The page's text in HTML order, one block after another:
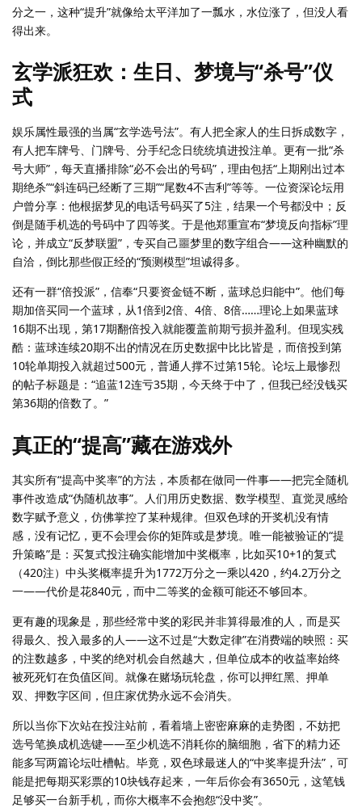
分之一，这种“提升”就像给太平洋加了一瓢水，水位涨了，但没人看
得出来。
玄学派狂欢：生日、梦境与“杀号”仪
式
娱乐属性最强的当属“玄学选号法”。有人把全家人的生日拆成数字，
有人把车牌号、门牌号、分手纪念日统统填进投注单。更有一批“杀
号大师”，每天直播排除“必不会出的号码”，理由包括“上期刚出过本
期绝杀”“斜连码已经断了三期”“尾数4不吉利”等等。一位资深论坛用
户曾分享：他根据梦见的电话号码买了5注，结果一个号都没中；反
倒是随手机选的号码中了四等奖。于是他郑重宣布“梦境反向指标”理
论，并成立“反梦联盟”，专买自己噩梦里的数字组合——这种幽默的
自洽，倒比那些假正经的“预测模型”坦诚得多。
还有一群“倍投派”，信奉“只要资金链不断，蓝球总归能中”。他们每
期加倍买同一个蓝球，从1倍到2倍、4倍、8倍……理论上如果蓝球
16期不出现，第17期翻倍投入就能覆盖前期亏损并盈利。但现实残
酷：蓝球连续20期不出的情况在历史数据中比比皆是，而倍投到第
10轮单期投入就超过500元，普通人撑不过第15轮。论坛上最惨烈
的帖子标题是：“追蓝12连亏35期，今天终于中了，但我已经没钱买
第36期的倍数了。”
真正的“提高”藏在游戏外
其实所有“提高中奖率”的方法，本质都在做同一件事——把完全随机
事件改造成“伪随机故事”。人们用历史数据、数学模型、直觉灵感给
数字赋予意义，仿佛掌控了某种规律。但双色球的开奖机没有情
感，没有记忆，更不会理会你的矩阵或是梦境。唯一能被验证的“提
升策略”是：买复式投注确实能增加中奖概率，比如买10+1的复式
（420注）中头奖概率提升为1772万分之一乘以420，约4.2万分之
一——代价是花840元，而中二等奖的金额可能还不够回本。
更有趣的现象是，那些经常中奖的彩民并非算得最准的人，而是买
得最久、投入最多的人——这不过是“大数定律”在消费端的映照：买
的注数越多，中奖的绝对机会自然越大，但单位成本的收益率始终
被死死钉在负值区间。就像在赌场玩轮盘，你可以押红黑、押单
双、押数字区间，但庄家优势永远不会消失。
所以当你下次站在投注站前，看着墙上密密麻麻的走势图，不妨把
选号笔换成机选键——至少机选不消耗你的脑细胞，省下的精力还
能多写两篇论坛吐槽帖。毕竟，双色球最迷人的“中奖率提升法”，可
能是把每期买彩票的10块钱存起来，一年后你会有3650元，这笔钱
足够买一台新手机，而你大概率不会抱怨“没中奖”。